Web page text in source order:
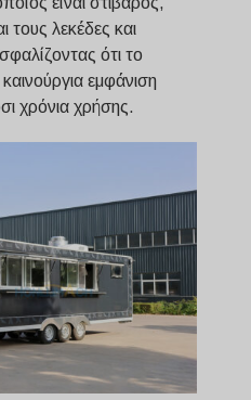
τους λεκέδες και
ότι το
εμφάνιση
χρόνια χρήσης.